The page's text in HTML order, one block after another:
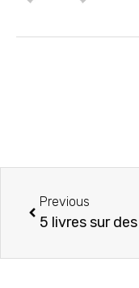
Previous
5 livres sur